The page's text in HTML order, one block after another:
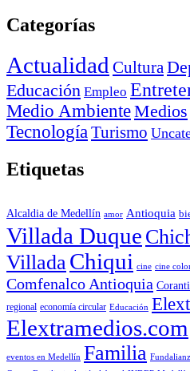
Categorías
Actualidad Cultura
Educación Empleo
Medio AmbienteMedios
TecnologíaTurismo
Etiquetas
Alcaldia de Medellín amor Antioquia
Villada Duque
VilladaChiqui cine cine
Comfenalco Antioquia
regional economía circular Educación
Elextramedios.com
eventos en Medellín Familia